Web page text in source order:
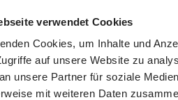
verwendet Cookies
Cookies, um Inhalte und
auf unsere Website zu
unsere Partner für soziale
mit weiteren Daten